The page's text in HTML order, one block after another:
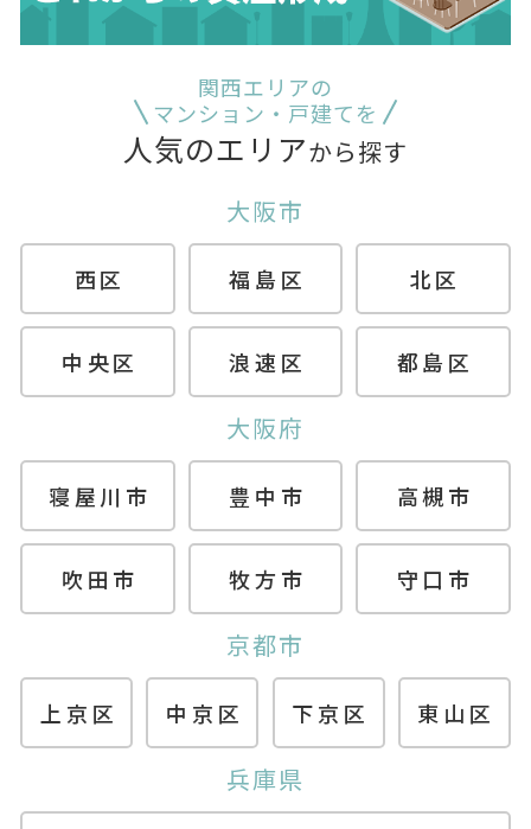
関西エリアの
マンション・戸建てを
人気のエリアから探す
大阪市
西区 福島区 北区
中央区 浪速区 都島区
大阪府
寝屋川市 豊中市 高槻市
吹田市 牧方市 守口市
京都市
上京区 中京区 下京区 東山区
兵庫県